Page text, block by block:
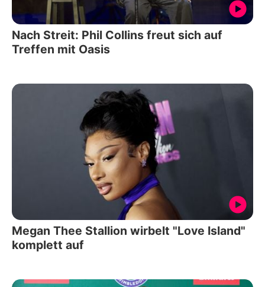
Nach Streit: Phil Collins freut sich auf
Treffen mit Oasis
Megan Thee Stallion wirbelt "Love Island"
komplett auf